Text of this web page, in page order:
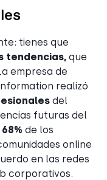
tienes que
tendencias, que
empresa de
realizó
del
futuras del
68% de los
online
en las redes
corporativos.